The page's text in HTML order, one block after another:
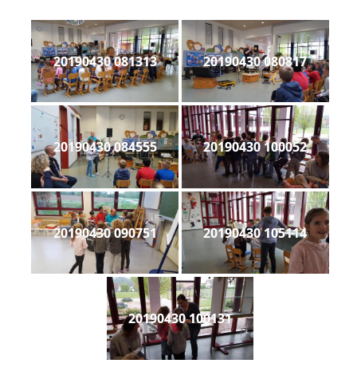
20190430 081313 20190430 080817
20190430 084555 20190430 100052
20190430 090751 20190430 105114
20190430 100131